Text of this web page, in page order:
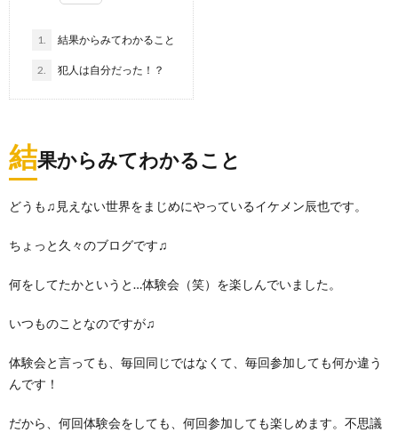
1. 結果からみてわかること
2. 犯人は自分だった！？
結果からみてわかること
どうも♫見えない世界をまじめにやっているイケメン辰也です。
ちょっと久々のブログです♫
何をしてたかというと…体験会（笑）を楽しんでいました。
いつものことなのですが♫
体験会と言っても、毎回同じではなくて、毎回参加しても何か違う
んです！
だから、何回体験会をしても、何回参加しても楽しめます。不思議